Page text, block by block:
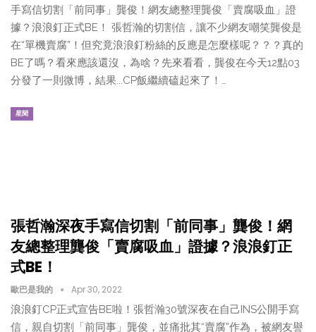
手寫信切割「前同事」龔俊！網友總整理龔俊「賣腐吸血」證
據？浪浪釘正式BE！ 張哲瀚的切割信，讓不少網友嘲笑龔俊是
在“單機賣腐”！但究竟浪浪釘粉絲的反應是怎麼樣呢？？？真的
BE了嗎？看來應該還沒，為啥？先來看看，龔俊在今天12點03
分發了一則微博，結果...CP飯繼續磕起來了！…
星聞
張哲瀚深夜手寫信切割「前同事」龔俊！網
友總整理龔俊「賣腐吸血」證據？浪浪釘正
式BE！
歐巴是我的 Apr 30, 2022
浪浪釘CP正式宣告BE啦！張哲瀚30號深夜在自己INS公開手寫
信，親自切割「前同事」龔俊，並痛批其“賣腐”作為，被網友譽